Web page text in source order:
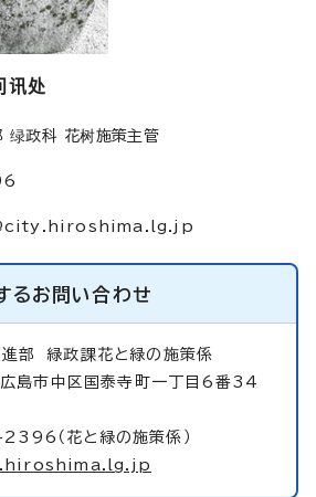
讯处
绿政科 花树施策主管
るお問い合わせ
進部緑政課花と緑の施策係
市中区国泰寺町一丁目6番34
（花と緑の施策係）